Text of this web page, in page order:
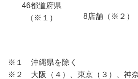
46都道府県
（※１）
8店舗（※２）
※１ 沖縄県を除く
※２ 大阪（４）、東京（３）、神奈